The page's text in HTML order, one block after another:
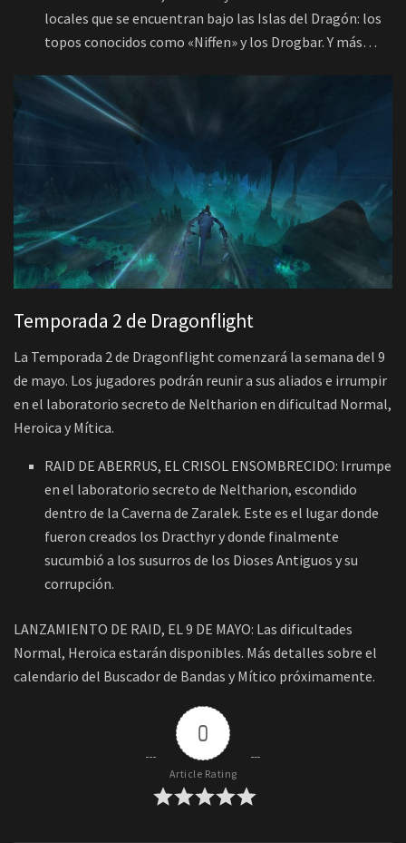
locales que se encuentran bajo las Islas del Dragón: los
topos conocidos como «Niffen» y los Drogbar. Y más…
Temporada 2 de Dragonflight
La Temporada 2 de Dragonflight comenzará la semana del 9
de mayo. Los jugadores podrán reunir a sus aliados e irrumpir
en el laboratorio secreto de Neltharion en dificultad Normal,
Heroica y Mítica.
RAID DE ABERRUS, EL CRISOL ENSOMBRECIDO: Irrumpe
en el laboratorio secreto de Neltharion, escondido
dentro de la Caverna de Zaralek. Este es el lugar donde
fueron creados los Dracthyr y donde finalmente
sucumbió a los susurros de los Dioses Antiguos y su
corrupción.
LANZAMIENTO DE RAID, EL 9 DE MAYO: Las dificultades
Normal, Heroica estarán disponibles. Más detalles sobre el
calendario del Buscador de Bandas y Mítico próximamente.
0
Article Rating